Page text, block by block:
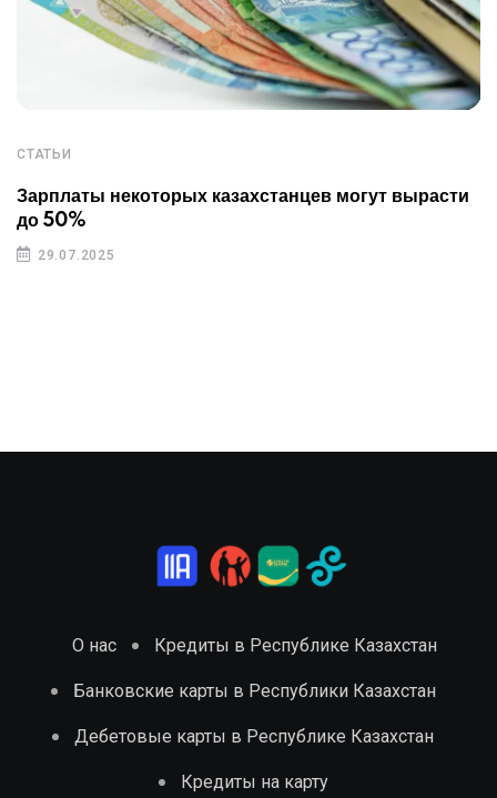
СТАТЬИ
Зарплаты некоторых казахстанцев могут вырасти
до 50%
29.07.2025
О нас Кредиты в Республике Казахстан
Банковские карты в Республики Казахстан
Дебетовые карты в Республике Казахстан
Кредиты на карту